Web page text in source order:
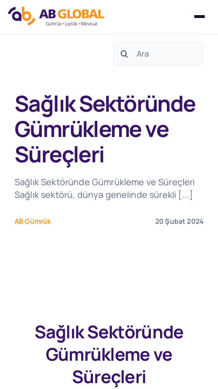
Search
Sağlık Sektöründe
Gümrükleme ve
Süreçleri
Sağlık Sektöründe Gümrükleme ve Süreçleri
Sağlık sektörü, dünya genelinde sürekli [...]
AB Gümrük 20 Şubat 2024
Sağlık Sektöründe
Gümrükleme ve
Süreçleri